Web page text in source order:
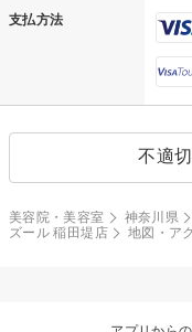
支払方法
不適
美容院・美容室 神奈川県
ズール 稲田堤店
地図・ア